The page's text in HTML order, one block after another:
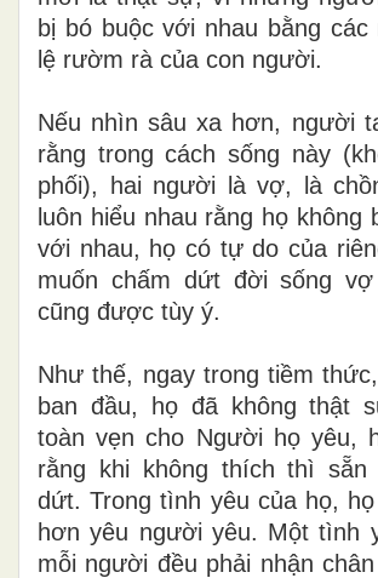
bị bó buộc với nhau bằng các
lệ rườm rà của con người.
Nếu nhìn sâu xa hơn, người
rằng trong cách sống này
phối), hai người là vợ, là
luôn hiểu nhau rằng họ không
với nhau, họ có tự do của
muốn chấm dứt đời sống vợ
cũng được tùy ý.
Như thế, ngay trong tiềm
ban đầu, họ đã không thật
toàn vẹn cho Người họ yêu,
rằng khi không thích thì sẵn
dứt. Trong tình yêu của họ,
hơn yêu người yêu. Một tình
mỗi người đều phải nhận